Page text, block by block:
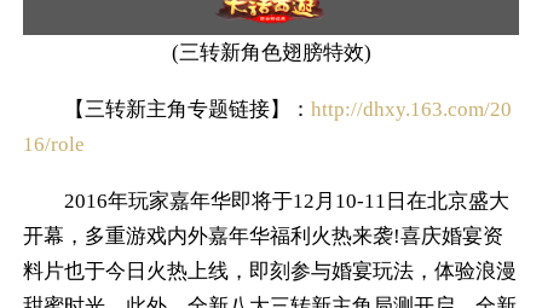
(三转新角色翅膀特效)
【三转新主角专题链接】：http://dhxy.163.com/20
16/role
2016年玩家嘉年华即将于12月10-11日在北京盛大
开幕，多重游戏内外嘉年华福利火热来袭!喜庆婚宴资
料片也于今日火热上线，即刻参与婚宴玩法，体验浪漫